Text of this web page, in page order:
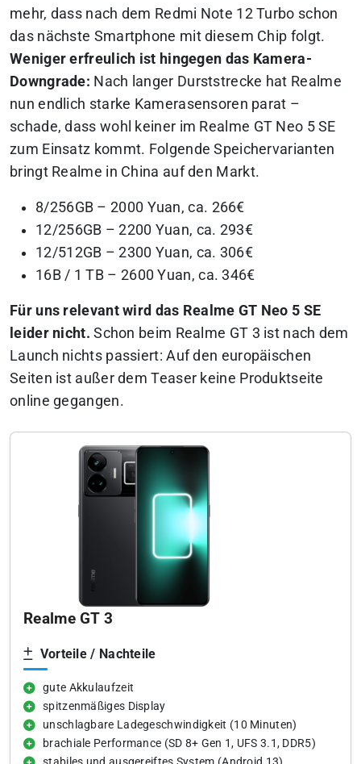
mehr, dass nach dem Redmi Note 12 Turbo schon
das nächste Smartphone mit diesem Chip folgt.
Weniger erfreulich ist hingegen das Kamera-
Downgrade: Nach langer Durststrecke hat Realme
nun endlich starke Kamerasensoren parat –
schade, dass wohl keiner im Realme GT Neo 5 SE
zum Einsatz kommt. Folgende Speichervarianten
bringt Realme in China auf den Markt.
8/256GB – 2000 Yuan, ca. 266€
12/256GB – 2200 Yuan, ca. 293€
12/512GB – 2300 Yuan, ca. 306€
16B / 1 TB – 2600 Yuan, ca. 346€
Für uns relevant wird das Realme GT Neo 5 SE
leider nicht. Schon beim Realme GT 3 ist nach dem
Launch nichts passiert: Auf den europäischen
Seiten ist außer dem Teaser keine Produktseite
online gegangen.
Realme GT 3
Vorteile / Nachteile
gute Akkulaufzeit
spitzenmäßiges Display
unschlagbare Ladegeschwindigkeit (10 Minuten)
brachiale Performance (SD 8+ Gen 1, UFS 3.1, DDR5)